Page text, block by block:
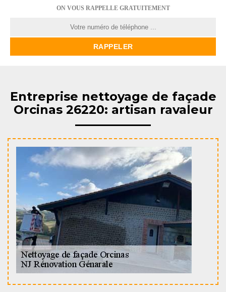
ON VOUS RAPPELLE GRATUITEMENT
Entreprise nettoyage de façade
Orcinas 26220: artisan ravaleur